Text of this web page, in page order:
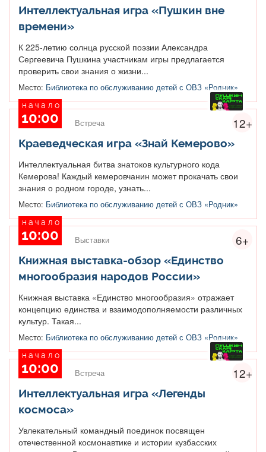
Интеллектуальная игра «Пушкин вне
времени»
К 225-летию солнца русской поэзии Александра
Сергеевича Пушкина участникам игры предлагается
проверить свои знания о жизни...
Место: Библиотека по обслуживанию детей с ОВЗ «Родник»
12+
начало
10:00 Встреча
Краеведческая игра «Знай Кемерово»
Интеллектуальная битва знатоков культурного кода
Кемерова! Каждый кемеровчанин может прокачать свои
знания о родном городе, узнать...
Место: Библиотека по обслуживанию детей с ОВЗ «Родник»
6+
начало
10:00 Выставки
Книжная выставка-обзор «Единство
многообразия народов России»
Книжная выставка «Единство многообразия» отражает
концепцию единства и взаимодополняемости различных
культур. Такая...
Место: Библиотека по обслуживанию детей с ОВЗ «Родник»
12+
начало
10:00 Встреча
Интеллектуальная игра «Легенды
космоса»
Увлекательный командный поединок посвящен
отечественной космонавтике и истории кузбасских